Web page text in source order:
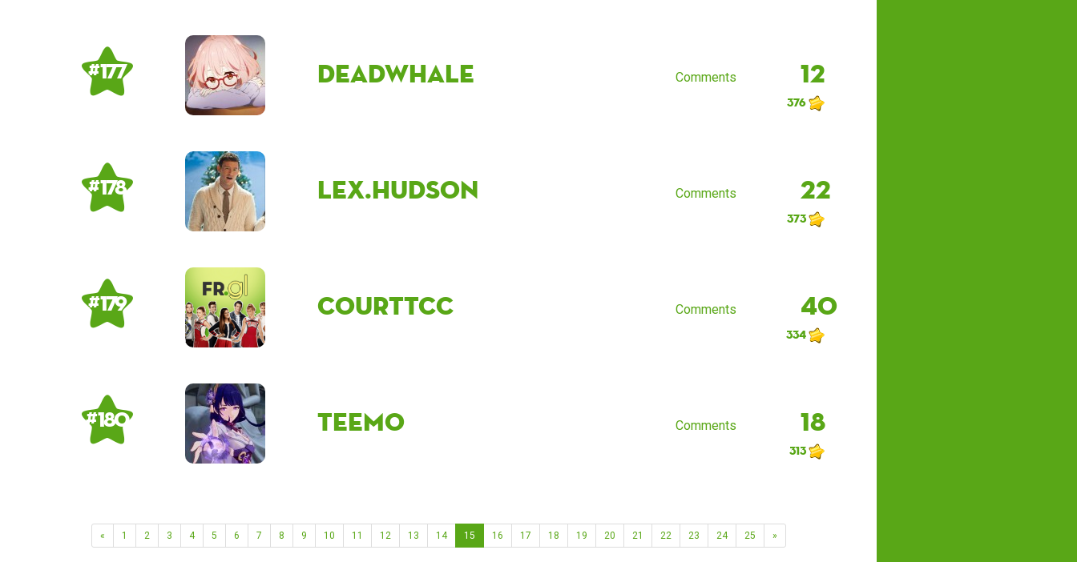
# 177 DeadWhale Comments 12
376
# 178 lex.hudson Comments 22
373
# 179 CourtTCC Comments 40
334
# 180 Teemo Comments 18
313
« 1 2 3 4 5 6 7 8 9 10 11 12 13 14 15 16 17 18 19 20 21 22 23 24 25 »